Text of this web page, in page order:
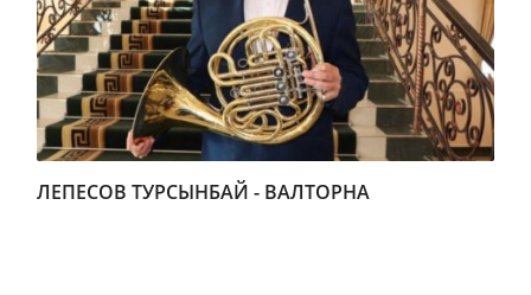
ЛЕПЕСОВ ТУРСЫНБАЙ - ВАЛТОРНА